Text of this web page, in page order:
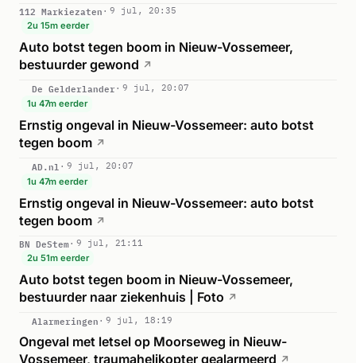
112 Markiezaten
9 jul, 20:35
2u 15m eerder
Auto botst tegen boom in Nieuw-Vossemeer,
bestuurder gewond ↗
De Gelderlander
9 jul, 20:07
1u 47m eerder
Ernstig ongeval in Nieuw-Vossemeer: auto botst
tegen boom ↗
AD.nl
9 jul, 20:07
1u 47m eerder
Ernstig ongeval in Nieuw-Vossemeer: auto botst
tegen boom ↗
BN DeStem
9 jul, 21:11
2u 51m eerder
Auto botst tegen boom in Nieuw-Vossemeer,
bestuurder naar ziekenhuis | Foto ↗
Alarmeringen 9 jul, 18:19
Ongeval met letsel op Moorseweg in Nieuw-
Vossemeer, traumahelikopter gealarmeerd ↗